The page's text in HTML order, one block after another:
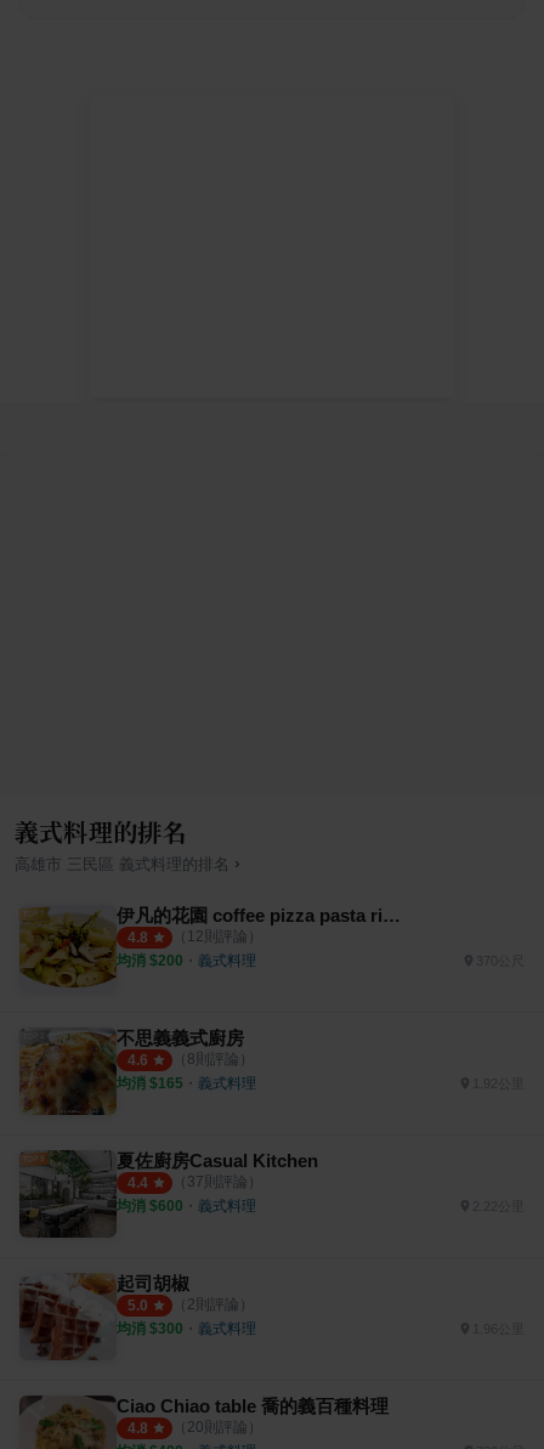
義式料理的排名
高雄市 三民區 義式料理 的排名 ›
伊凡的花園 coffee pizza pasta risotto
4.8 （ 12則評論）
均消 $200 ・ 義式料理 370公尺
不思義義式廚房
4.6 （ 8則評論）
均消 $165 ・ 義式料理 1.92公里
夏佐廚房Casual Kitchen
4.4 （ 37則評論）
均消 $600 ・ 義式料理 2.22公里
起司胡椒
5.0 （ 2則評論）
均消 $300 ・ 義式料理 1.96公里
Ciao Chiao table 喬的義百種料理
4.8 （ 20則評論）